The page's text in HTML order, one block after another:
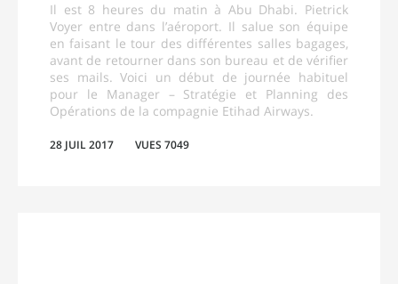
Il est 8 heures du matin à Abu Dhabi. Pietrick
Voyer entre dans l’aéroport. Il salue son équipe
en faisant le tour des différentes salles bagages,
avant de retourner dans son bureau et de vérifier
ses mails. Voici un début de journée habituel
pour le Manager – Stratégie et Planning des
Opérations de la compagnie Etihad Airways.
28 JUIL 2017 VUES 7049